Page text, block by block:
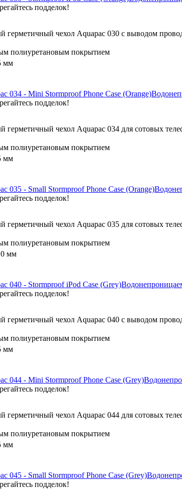
подделок!
чехол Aquapac 030 с выводом
полиуретановым покрытием
мм
подделок!
чехол Aquapac 034 для сотовых
полиуретановым покрытием
мм
подделок!
чехол Aquapac 035 для сотовых
полиуретановым покрытием
мм
подделок!
чехол Aquapac 040 с выводом
полиуретановым покрытием
мм
подделок!
чехол Aquapac 044 для сотовых
полиуретановым покрытием
мм
подделок!